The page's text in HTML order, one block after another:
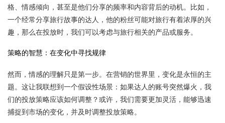
格、情感倾向，甚至是他们分享的频率和内容背后的动机。比如，
一个经常分享旅行故事的达人，他的粉丝可能对旅行有着浓厚的兴
趣，那么在投放时，我们可以考虑与旅行相关的产品或服务。
策略的智慧：在变化中寻找规律
然而，情感的理解只是第一步。在营销的世界里，变化是永恒的主
题。这让我联想到一个假设性场景：如果达人的账号突然爆火，我
们的投放策略应该如何调整？或许，我们需要更加灵活，能够迅速
捕捉到市场的变化，并及时调整投放策略。